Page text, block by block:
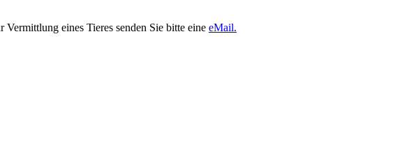
eines Tieres senden Sie bitte eine eMail.